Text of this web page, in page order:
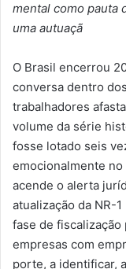
mental como pauta
uma autuaçã
O Brasil encerrou
conversa dentro
trabalhadores
volume da série
fosse lotado seis
emocionalmente
acende o alerta
atualização da NR-
fase de fiscalização
empresas com
porte, a identificar,